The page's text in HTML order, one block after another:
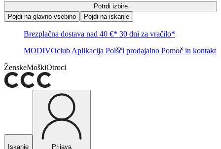
Potrdi izbire
Pojdi na glavno vsebino
Pojdi na iskanje
Brezplačna dostava nad 40 €* 30 dni za vračilo*
MODIVOclub Aplikacija Poišči prodajalno Pomoč in kontakt
ŽenskeMoškiOtroci
Iskanje
Prijava